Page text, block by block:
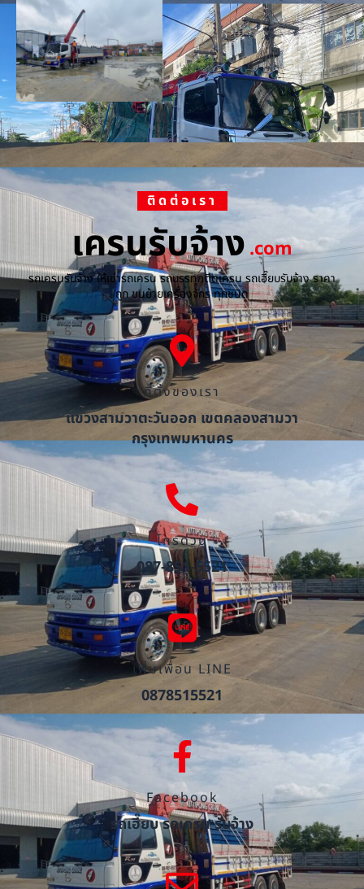
ติดต่อเรา
เครนรับจ้าง.com
รถเครนรับจ้าง ให้เช่ารถเครน รถบรรทุกติดเครน รถเฮี๊ยบรับจ้าง ราคา
ถูก ขนย้ายเครื่องจักร ทุกชนิด
ที่ตั้งของเรา
แขวงสามวาตะวันออก เขตคลองสามวา
กรุงเทพมหานคร
โทรด่วน
087-851-5521
เพิ่มเพื่อน LINE
0878515521
Facebook
รถเฮี๊ยบ รถเครน รับจ้าง